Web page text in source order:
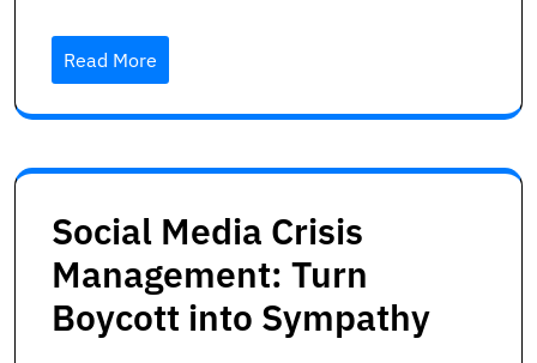
Read More
Social Media Crisis
Management: Turn
Boycott into Sympathy